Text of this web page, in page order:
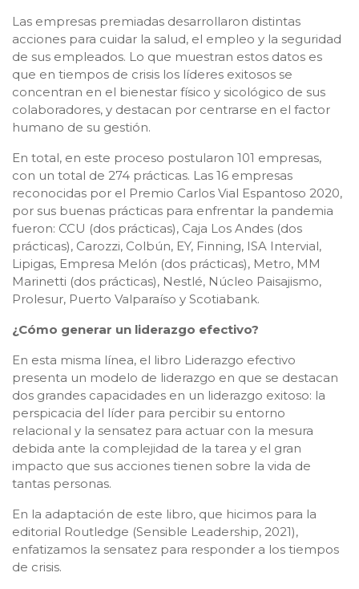
Las empresas premiadas desarrollaron distintas
acciones para cuidar la salud, el empleo y la seguridad
de sus empleados. Lo que muestran estos datos es
que en tiempos de crisis los líderes exitosos se
concentran en el bienestar físico y sicológico de sus
colaboradores, y destacan por centrarse en el factor
humano de su gestión.
En total, en este proceso postularon 101 empresas,
con un total de 274 prácticas. Las 16 empresas
reconocidas por el Premio Carlos Vial Espantoso 2020,
por sus buenas prácticas para enfrentar la pandemia
fueron: CCU (dos prácticas), Caja Los Andes (dos
prácticas), Carozzi, Colbún, EY, Finning, ISA Intervial,
Lipigas, Empresa Melón (dos prácticas), Metro, MM
Marinetti (dos prácticas), Nestlé, Núcleo Paisajismo,
Prolesur, Puerto Valparaíso y Scotiabank.
¿Cómo generar un liderazgo efectivo?
En esta misma línea, el libro Liderazgo efectivo
presenta un modelo de liderazgo en que se destacan
dos grandes capacidades en un liderazgo exitoso: la
perspicacia del líder para percibir su entorno
relacional y la sensatez para actuar con la mesura
debida ante la complejidad de la tarea y el gran
impacto que sus acciones tienen sobre la vida de
tantas personas.
En la adaptación de este libro, que hicimos para la
editorial Routledge (Sensible Leadership, 2021),
enfatizamos la sensatez para responder a los tiempos
de crisis.